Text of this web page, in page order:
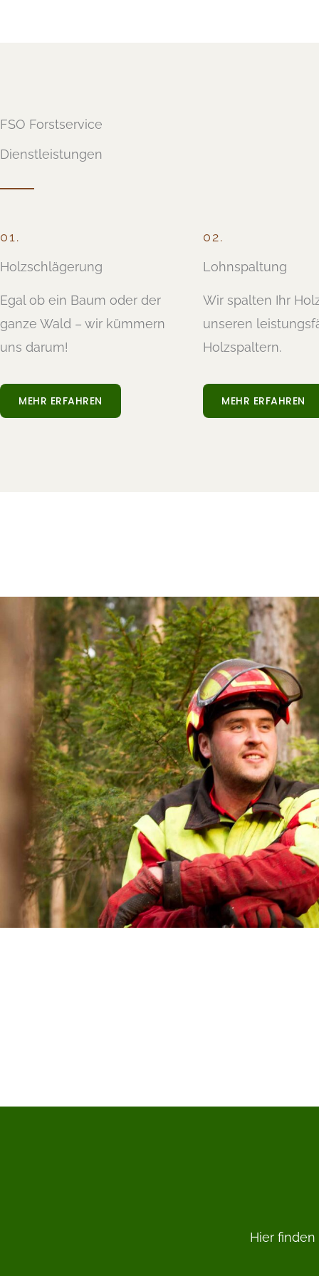
FSO Forstservice
Dienstleistungen
01.
Holzschlägerung
Egal ob ein Baum oder der
ganze Wald – wir kümmern
uns darum!
MEHR ERFAHREN
02.
Lohnspaltung
Wir spalten Ihr
unseren
Holzspaltern.
MEHR ERFAHREN
Hier